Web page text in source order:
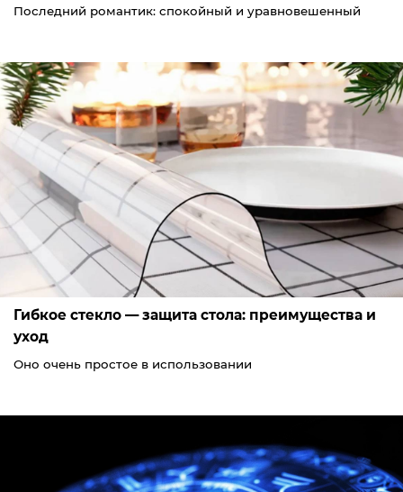
Последний романтик: спокойный и уравновешенный
Гибкое стекло — защита стола: преимущества и
уход
Оно очень простое в использовании